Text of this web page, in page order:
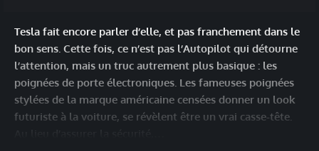
Tesla fait encore parler d’elle, et pas franchement dans le
bon sens. Cette fois, ce n’est pas l’Autopilot qui détourne
l’attention, mais un truc autrement plus basique : les
poignées de porte électroniques. Les fameuses poignées
stylées de la marque américaine censées donner un look
futuriste à la voiture, se révèlent être un vrai casse-tête.